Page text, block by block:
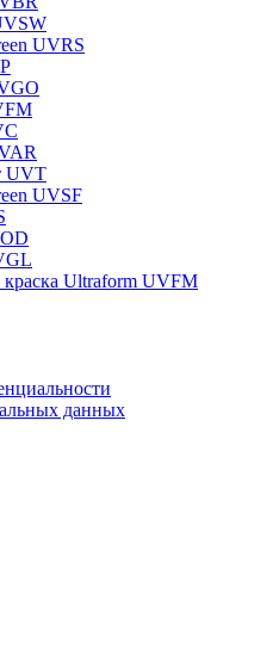
UVRS
UVT
UVSF
краска Ultraform UVFM
данных